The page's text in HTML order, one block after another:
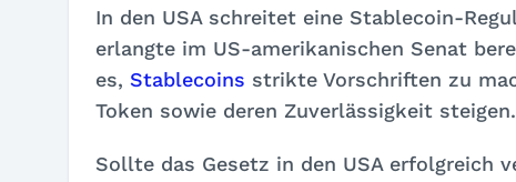
In den USA schreitet eine Stablecoin-
erlangte im US-amerikanischen Senat
es, Stablecoins strikte Vorschriften zu
Token sowie deren Zuverlässigkeit steigen.
Sollte das Gesetz in den USA erfolgreich